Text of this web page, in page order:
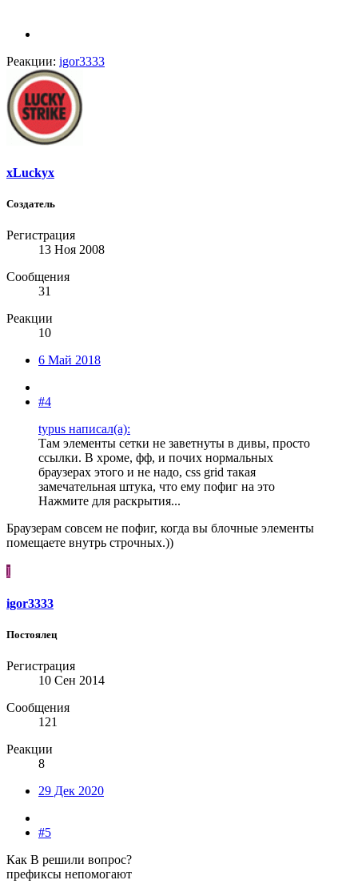
Реакции: igor3333
xLuckyx
Создатель
Регистрация
13 Ноя 2008
Сообщения
31
Реакции
10
6 Май 2018
#4
typus написал(а):
Там элементы сетки не заветнуты в дивы, просто
ссылки. В хроме, фф, и почих нормальных
браузерах этого и не надо, css grid такая
замечательная штука, что ему пофиг на это
Нажмите для раскрытия...
Браузерам совсем не пофиг, когда вы блочные элементы
помещаете внутрь строчных.))
I
igor3333
Постоялец
Регистрация
10 Сен 2014
Сообщения
121
Реакции
8
29 Дек 2020
#5
Как В решили вопрос?
префиксы непомогают